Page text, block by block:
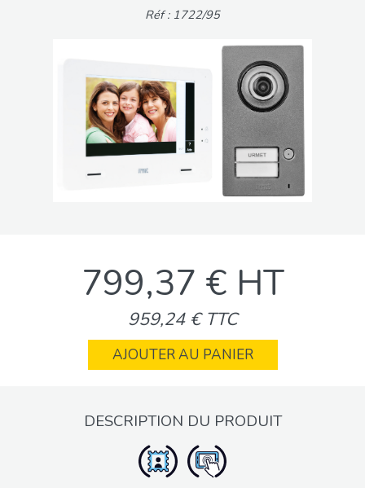
Réf : 1722/95
799,37 € HT
959,24 € TTC
AJOUTER AU PANIER
DESCRIPTION DU PRODUIT